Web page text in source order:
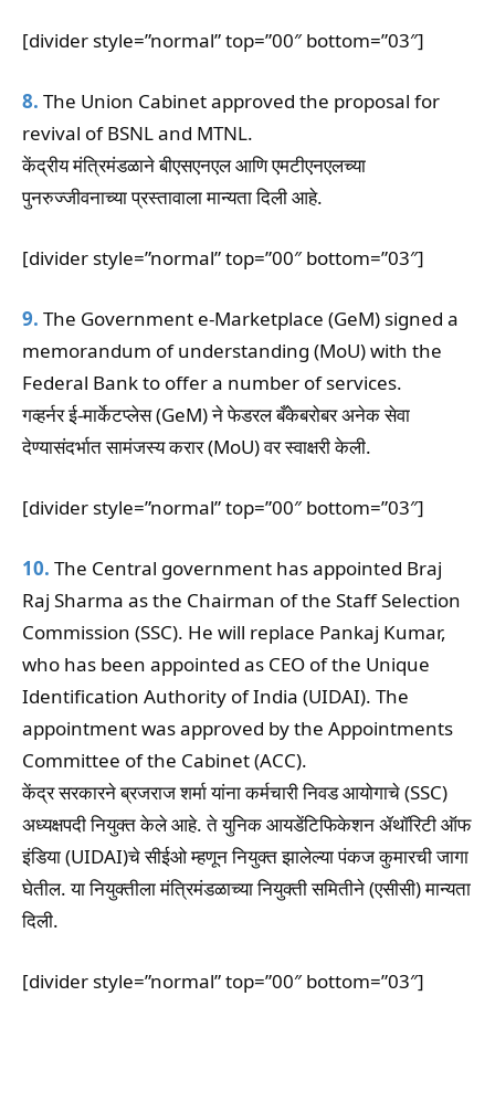
[divider style=”normal” top=”00″ bottom=”03″]
8. The Union Cabinet approved the proposal for
revival of BSNL and MTNL.
केंद्रीय मंत्रिमंडळाने बीएसएनएल आणि एमटीएनएलच्या
पुनरुज्जीवनाच्या प्रस्तावाला मान्यता दिली आहे.
[divider style=”normal” top=”00″ bottom=”03″]
9. The Government e-Marketplace (GeM) signed a
memorandum of understanding (MoU) with the
Federal Bank to offer a number of services.
गव्हर्नर ई-मार्केटप्लेस (GeM) ने फेडरल बँकेबरोबर अनेक सेवा
देण्यासंदर्भात सामंजस्य करार (MoU) वर स्वाक्षरी केली.
[divider style=”normal” top=”00″ bottom=”03″]
10. The Central government has appointed Braj
Raj Sharma as the Chairman of the Staff Selection
Commission (SSC). He will replace Pankaj Kumar,
who has been appointed as CEO of the Unique
Identification Authority of India (UIDAI). The
appointment was approved by the Appointments
Committee of the Cabinet (ACC).
केंद्र सरकारने ब्रजराज शर्मा यांना कर्मचारी निवड आयोगाचे (SSC)
अध्यक्षपदी नियुक्त केले आहे. ते युनिक आयडेंटिफिकेशन ॲथॉरिटी ऑफ
इंडिया (UIDAI)चे सीईओ म्हणून नियुक्त झालेल्या पंकज कुमारची जागा
घेतील. या नियुक्तीला मंत्रिमंडळाच्या नियुक्ती समितीने (एसीसी) मान्यता
दिली.
[divider style=”normal” top=”00″ bottom=”03″]